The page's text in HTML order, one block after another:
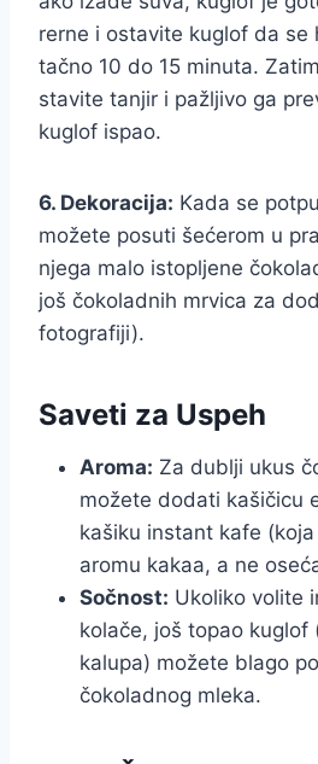
rerne i ostavite kuglof da se
tačno 10 do 15 minuta.
stavite tanjir i pažljivo ga
kuglof ispao.
6. Dekoracija: Kada se
možete posuti šećerom u
njega malo istopljene
još čokoladnih mrvica za
fotografiji).
Saveti za Uspeh
Aroma: Za dublji ukus
možete dodati kašičicu
kašiku instant kafe
aromu kakaa, a ne
Sočnost: Ukoliko volite
kolače, još topao kuglof
kalupa) možete blago
čokoladnog mleka.